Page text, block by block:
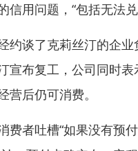
信用问题，“包括无法兑
谈了克莉丝汀的企业
宣布复工，公司同时
营后仍可消费。
者吐槽“如果没有预